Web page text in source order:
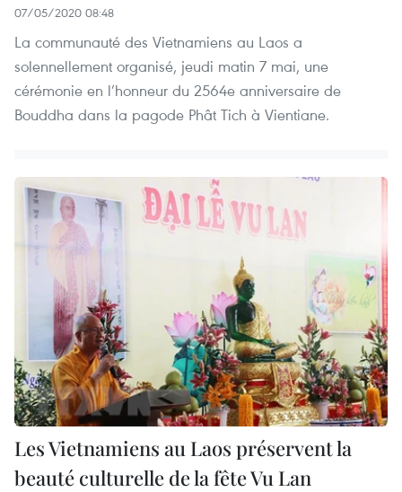
07/05/2020 08:48
La communauté des Vietnamiens au Laos a
solennellement organisé, jeudi matin 7 mai, une
cérémonie en l’honneur du 2564e anniversaire de
Bouddha dans la pagode Phât Tich à Vientiane.
Les Vietnamiens au Laos préservent la
beauté culturelle de la fête Vu Lan